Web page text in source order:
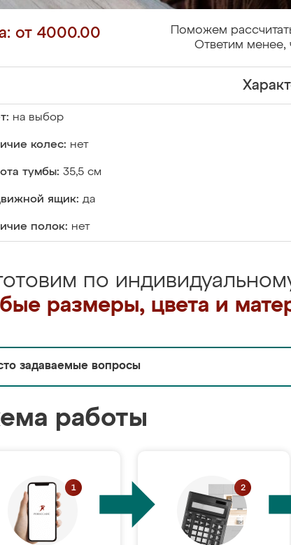
от 4000.00
Поможем
Ответим менее,
на выбор
колес: нет
тумбы: 35,5 см
ящик: да
полок: нет
по
размеры, цвета и
задаваемые вопросы
работы